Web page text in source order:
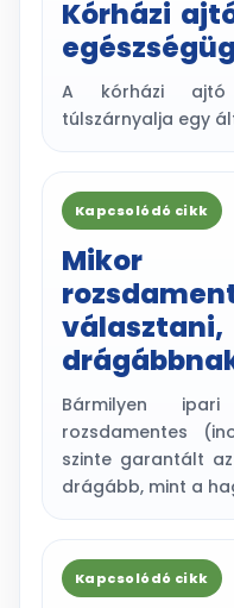
Kórházi
A kórházi
túlszárnyalja egy
Kapcsolódó cikk
Bármilyen
rozsdamentes
szinte garantált
drágább, mint a
Kapcsolódó cikk